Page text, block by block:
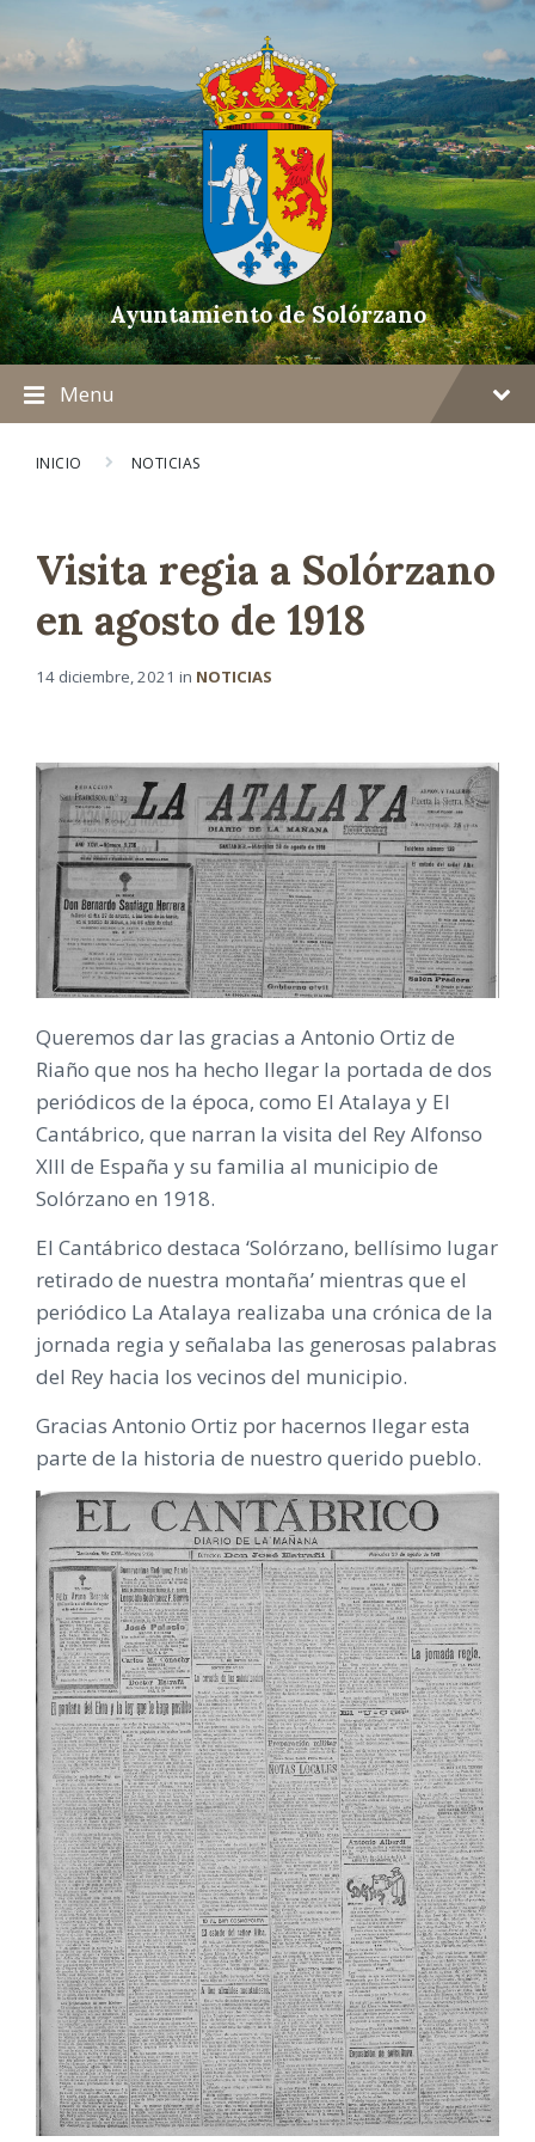
Ayuntamiento de Solórzano
Menu
INICIO NOTICIAS
Visita regia a Solórzano
en agosto de 1918
14 diciembre, 2021 in NOTICIAS
Queremos dar las gracias a Antonio Ortiz de
Riaño que nos ha hecho llegar la portada de dos
periódicos de la época, como El Atalaya y El
Cantábrico, que narran la visita del Rey Alfonso
XIII de España y su familia al municipio de
Solórzano en 1918.
El Cantábrico destaca ‘Solórzano, bellísimo lugar
retirado de nuestra montaña’ mientras que el
periódico La Atalaya realizaba una crónica de la
jornada regia y señalaba las generosas palabras
del Rey hacia los vecinos del municipio.
Gracias Antonio Ortiz por hacernos llegar esta
parte de la historia de nuestro querido pueblo.